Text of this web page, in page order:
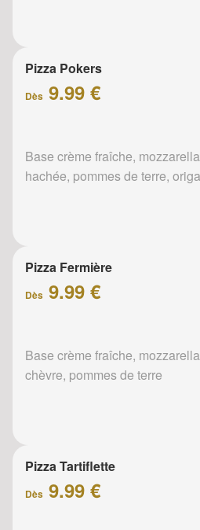
Pizza Pokers
Dès 9.99 €
Base crème fraîche,
hachée, pommes de terre,
Pizza Fermière
Dès 9.99 €
Base crème fraîche,
chèvre, pommes de terre
Pizza Tartiflette
Dès 9.99 €